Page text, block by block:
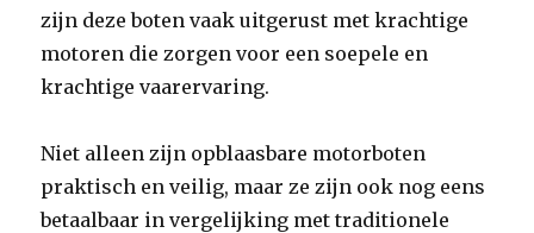
zijn deze boten vaak uitgerust met krachtige
motoren die zorgen voor een soepele en
krachtige vaarervaring.
Niet alleen zijn opblaasbare motorboten
praktisch en veilig, maar ze zijn ook nog eens
betaalbaar in vergelijking met traditionele